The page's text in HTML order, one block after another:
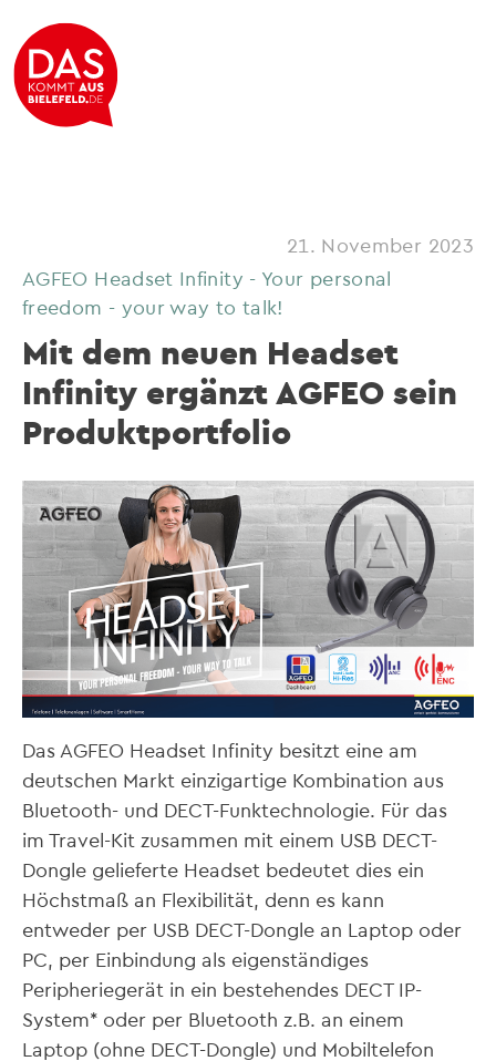
21. November 2023
AGFEO Headset Infinity - Your personal
freedom - your way to talk!
Mit dem neuen Headset
Infinity ergänzt AGFEO sein
Produktportfolio
Das AGFEO Headset Infinity besitzt eine am
deutschen Markt einzigartige Kombination aus
Bluetooth- und DECT-Funktechnologie. Für das
im Travel-Kit zusammen mit einem USB DECT-
Dongle gelieferte Headset bedeutet dies ein
Höchstmaß an Flexibilität, denn es kann
entweder per USB DECT-Dongle an Laptop oder
PC, per Einbindung als eigenständiges
Peripheriegerät in ein bestehendes DECT IP-
System* oder per Bluetooth z.B. an einem
Laptop (ohne DECT-Dongle) und Mobiltelefon